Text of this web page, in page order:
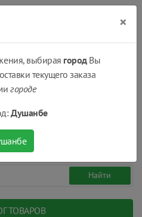
ТОВАРОВ
×
выбирая городВы
текущего заказа
городе
Душанбе